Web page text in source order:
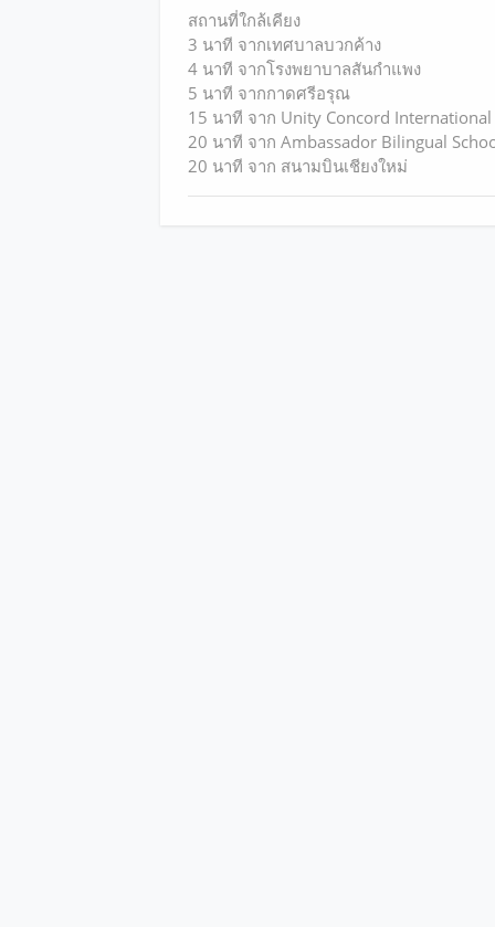
สถานที่ใกล้เคียง
3 นาที จากเทศบาลบวกค้าง
4 นาที จากโรงพยาบาลสันกำแพง
5 นาที จากกาดศรีอรุณ
15 นาที จาก Unity Concord International
20 นาที จาก Ambassador Bilingual
20 นาที จาก สนามบินเชียงใหม่